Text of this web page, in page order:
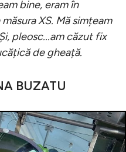
bine, eram în
XS. Mă simțeam
pleosc...am căzut fix
de gheață.
BUZATU